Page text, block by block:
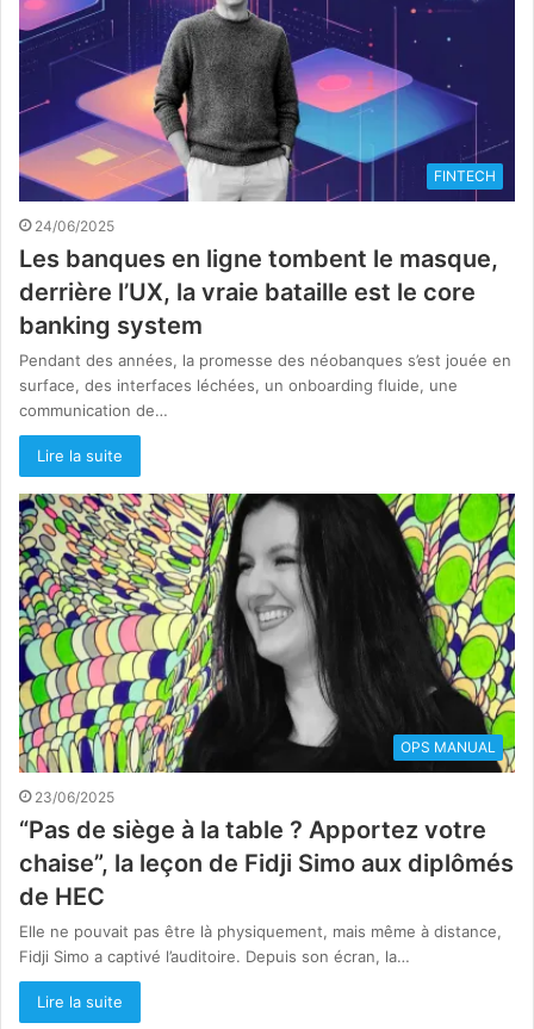
FINTECH
24/06/2025
Les banques en ligne tombent le masque,
derrière l’UX, la vraie bataille est le core
banking system
Pendant des années, la promesse des néobanques s’est jouée en
surface, des interfaces léchées, un onboarding fluide, une
communication de…
Lire la suite
OPS MANUAL
23/06/2025
“Pas de siège à la table ? Apportez votre
chaise”, la leçon de Fidji Simo aux diplômés
de HEC
Elle ne pouvait pas être là physiquement, mais même à distance,
Fidji Simo a captivé l’auditoire. Depuis son écran, la…
Lire la suite